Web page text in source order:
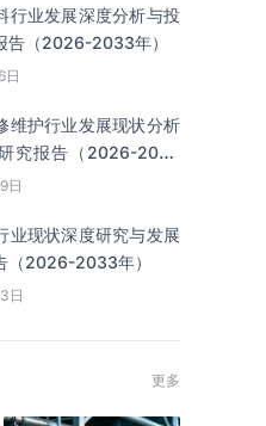
行业发展深度分析与投
告（2026-2033年）
日
维护行业发展现状分析
究报告（2026-2033
日
业现状深度研究与发展
（2026-2033年）
日
更多